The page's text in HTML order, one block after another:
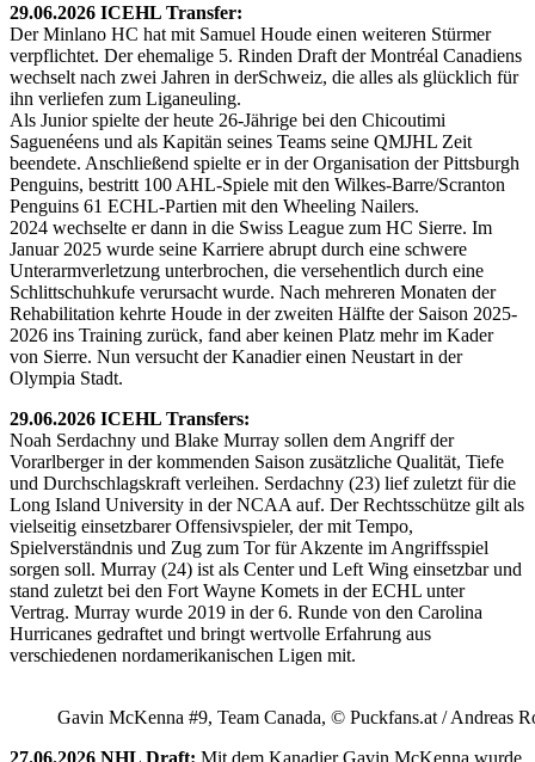
29.06.2026 ICEHL Transfer:
Der Minlano HC hat mit Samuel Houde einen weiteren Stürmer
verpflichtet. Der ehemalige 5. Rinden Draft der Montréal Canadiens
wechselt nach zwei Jahren in derSchweiz, die alles als glücklich für
ihn verliefen zum Liganeuling.
Als Junior spielte der heute 26-Jährige bei den Chicoutimi
Saguenéens und als Kapitän seines Teams seine QMJHL Zeit
beendete. Anschließend spielte er in der Organisation der Pittsburgh
Penguins, bestritt 100 AHL-Spiele mit den Wilkes-Barre/Scranton
Penguins 61 ECHL-Partien mit den Wheeling Nailers.
2024 wechselte er dann in die Swiss League zum HC Sierre. Im
Januar 2025 wurde seine Karriere abrupt durch eine schwere
Unterarmverletzung unterbrochen, die versehentlich durch eine
Schlittschuhkufe verursacht wurde. Nach mehreren Monaten der
Rehabilitation kehrte Houde in der zweiten Hälfte der Saison 2025-
2026 ins Training zurück, fand aber keinen Platz mehr im Kader
von Sierre. Nun versucht der Kanadier einen Neustart in der
Olympia Stadt.
29.06.2026 ICEHL Transfers:
Noah Serdachny und Blake Murray sollen dem Angriff der
Vorarlberger in der kommenden Saison zusätzliche Qualität, Tiefe
und Durchschlagskraft verleihen. Serdachny (23) lief zuletzt für die
Long Island University in der NCAA auf. Der Rechtsschütze gilt als
vielseitig einsetzbarer Offensivspieler, der mit Tempo,
Spielverständnis und Zug zum Tor für Akzente im Angriffsspiel
sorgen soll. Murray (24) ist als Center und Left Wing einsetzbar und
stand zuletzt bei den Fort Wayne Komets in der ECHL unter
Vertrag. Murray wurde 2019 in der 6. Runde von den Carolina
Hurricanes gedraftet und bringt wertvolle Erfahrung aus
verschiedenen nordamerikanischen Ligen mit.
Gavin McKenna #9, Team Canada, © Puckfans.at / Andreas
27.06.2026 NHL Draft: Mit dem Kanadier Gavin McKenna wurde